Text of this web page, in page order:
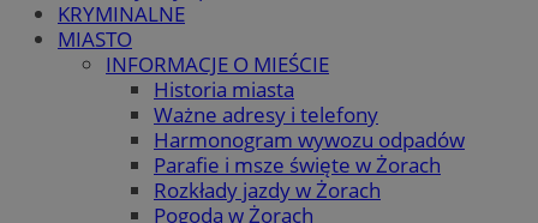
KRYMINALNE
MIASTO
INFORMACJE O MIEŚCIE
Historia miasta
Ważne adresy i telefony
Harmonogram wywozu odpadów
Parafie i msze święte w Żorach
Rozkłady jazdy w Żorach
Pogoda w Żorach